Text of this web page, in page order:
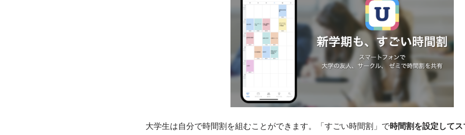
大学生は自分で時間割を組むことができます。「すごい時間割」で時間割を設定して